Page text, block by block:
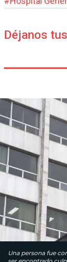
Déjanos
Una persona fue